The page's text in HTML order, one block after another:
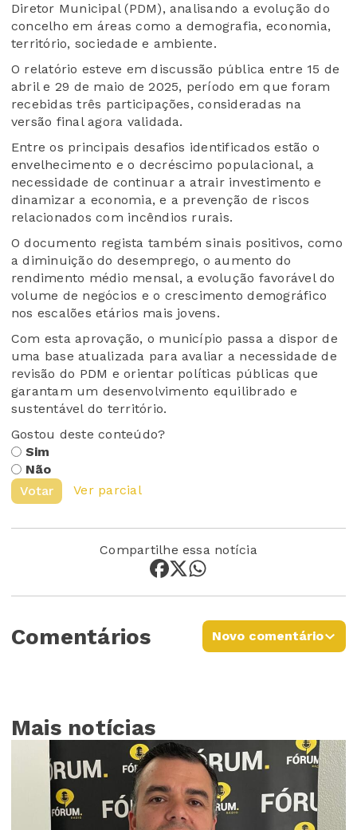
Diretor Municipal (PDM), analisando a evolução do
concelho em áreas como a demografia, economia,
território, sociedade e ambiente.
O relatório esteve em discussão pública entre 15 de
abril e 29 de maio de 2025, período em que foram
recebidas três participações, consideradas na
versão final agora validada.
Entre os principais desafios identificados estão o
envelhecimento e o decréscimo populacional, a
necessidade de continuar a atrair investimento e
dinamizar a economia, e a prevenção de riscos
relacionados com incêndios rurais.
O documento regista também sinais positivos, como
a diminuição do desemprego, o aumento do
rendimento médio mensal, a evolução favorável do
volume de negócios e o crescimento demográfico
nos escalões etários mais jovens.
Com esta aprovação, o município passa a dispor de
uma base atualizada para avaliar a necessidade de
revisão do PDM e orientar políticas públicas que
garantam um desenvolvimento equilibrado e
sustentável do território.
Gostou deste conteúdo?
Sim
Não
Votar
Ver parcial
Compartilhe essa notícia
Comentários Novo comentário
Mais notícias